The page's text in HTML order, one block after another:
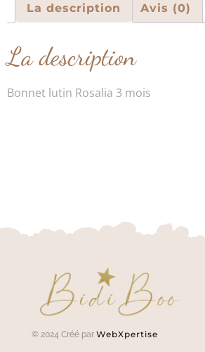
La description Avis (0)
La description
Bonnet lutin Rosalia 3 mois
© 2024 Créé par WebXpertise